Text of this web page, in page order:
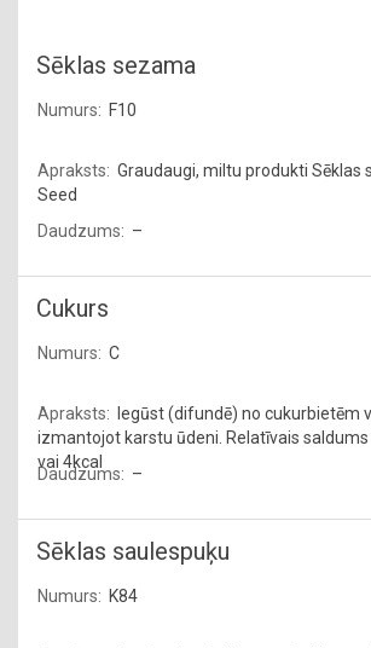
Sēklas sezama
F10
Graudaugi, miltu produkti Sēklas
Seed
–
Cukurs
C
Iegūst (difundē) no cukurbietēm
izmantojot karstu ūdeni. Relatīvais saldums
vai 4kcal
–
Sēklas saulespuķu
K84